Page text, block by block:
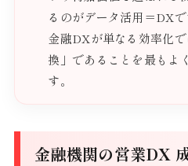
るのがデータ活用＝DXで
金融DXが単なる効率化
換」であることを最もよ
す。
金融機関の営業DX